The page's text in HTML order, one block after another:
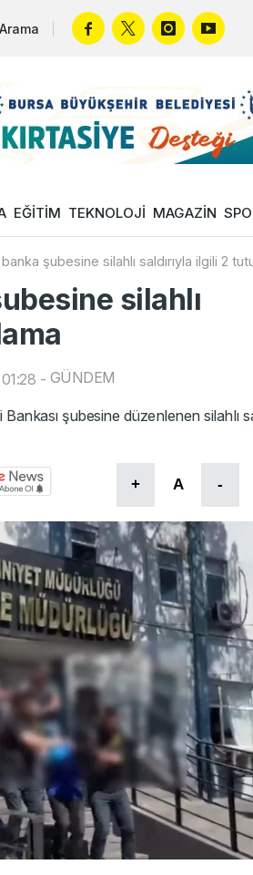
Arama
EĞİTİM TEKNOLOJİ MAGAZİN
şubesine silahlı saldırıyla ilgili 2
silahlı
- GÜNDEM
şubesine düzenlenen silahlı
+ A -